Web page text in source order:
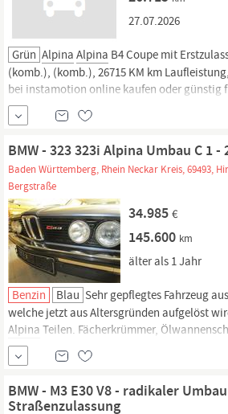
27.07.2026
Grün Alpina Alpina B4 Coupe mit
(komb.), (komb.), 26715 KM km
bei instamotion online kaufen oder günstig
Fahrzeuge mit Garantie, 14 Tage
Haustür. Jetzt informieren!
BMW - 323 323i Alpina Umbau C 1 -
Baden Württemberg, Rhein Neckar Kreis, 69493,
Bergstraße
34.985 €
145.600 km
älter als 1 Jahr
Benzin Blau Sehr gepflegtes Fahrzeug
welche jetzt aus Altersgründen aufgelöst
Alpina Teilen. Fächerkrümmer,
Leistungspaket, Zusatztank im Kofferraum,
weitere Infos.
BMW - M3 E30 V8 - radikaler
Straßenzulassung